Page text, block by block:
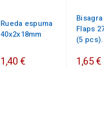
Rueda espuma
40x2x18mm
1,40 €
Flaps
(5 pcs).
1,65 €